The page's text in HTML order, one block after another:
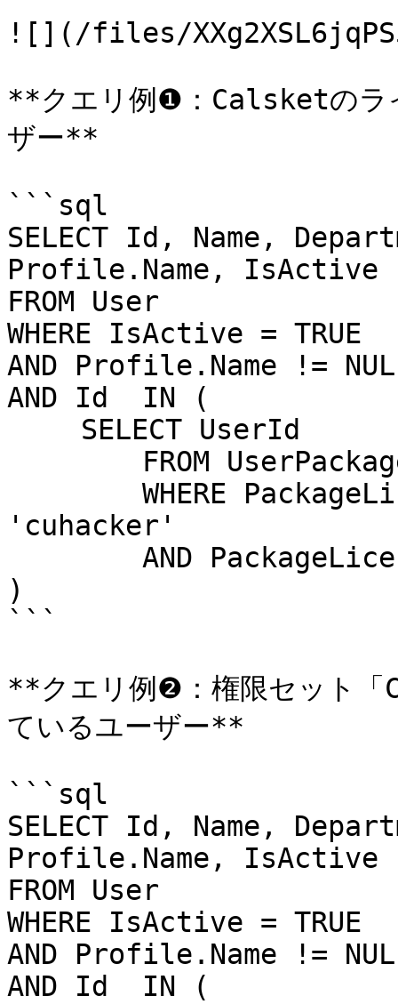
![](/files/
**クエリ例❶：Calsketのラ
ザー**
```sql
SELECT Id, Name,
Profile.Name, IsActive
FROM User
WHERE IsActive = TRUE
AND Profile.Name !=
AND Id  IN (
SELECT UserId
'cuhacker'
)
```
**クエリ例❷：権限セット
ているユーザー**
```sql
SELECT Id, Name,
Profile.Name, IsActive
FROM User
WHERE IsActive = TRUE
AND Profile.Name !=
AND Id  IN (